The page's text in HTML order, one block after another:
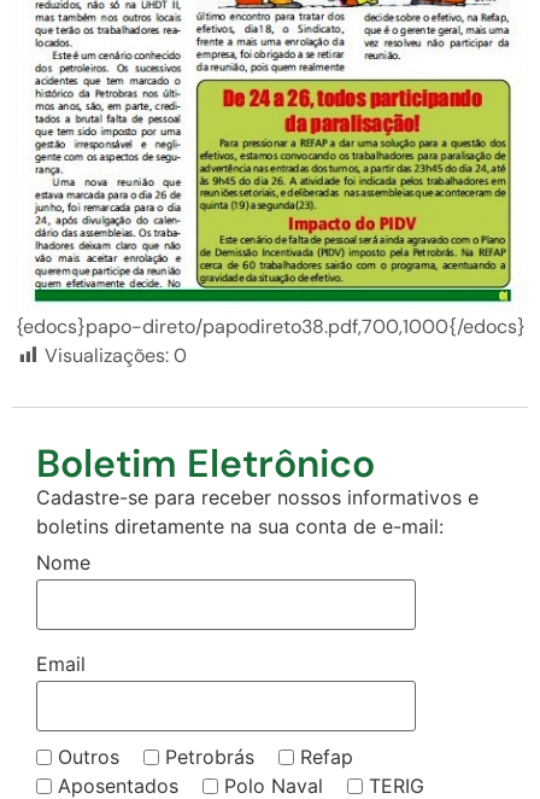
{edocs}papo-direto/papodireto38.pdf,700,1000{/edocs}
Visualizações: 0
Boletim Eletrônico
Cadastre-se para receber nossos informativos e
boletins diretamente na sua conta de e-mail:
Nome
Email
Outros Petrobrás
Refap
Aposentados
Polo Naval
TERIG